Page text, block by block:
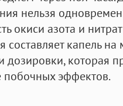
нельзя
окиси азота и
составляет капель
которая
эффектов.